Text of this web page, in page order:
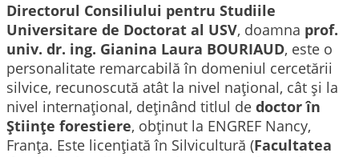
Directorul Consiliului pentru Studiile
Universitare de Doctorat al USV, doamna prof.
univ. dr. ing. Gianina Laura BOURIAUD, este o
personalitate remarcabilă în domeniul cercetării
silvice, recunoscută atât la nivel național, cât și la
nivel internațional, deținând titlul de doctor în
Științe forestiere, obținut la ENGREF Nancy,
Franța. Este licențiată în Silvicultură (Facultatea